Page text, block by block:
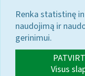
Renka statistinę
naudojimą ir
gerinimui.
Visus